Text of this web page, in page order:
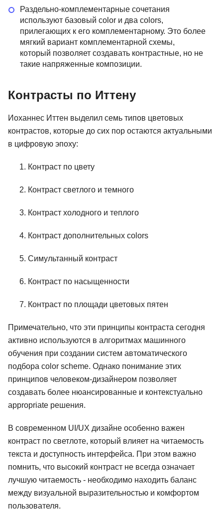
Раздельно-комплементарные сочетания
используют базовый color и два colors,
прилегающих к его комплементарному. Это более
мягкий вариант комплементарной схемы,
который позволяет создавать контрастные, но не
такие напряженные композиции.
Контрасты по Иттену
Иоханнес Иттен выделил семь типов цветовых
контрастов, которые до сих пор остаются актуальными
в цифровую эпоху:
Контраст по цвету
Контраст светлого и темного
Контраст холодного и теплого
Контраст дополнительных colors
Симультанный контраст
Контраст по насыщенности
Контраст по площади цветовых пятен
Примечательно, что эти принципы контраста сегодня
активно используются в алгоритмах машинного
обучения при создании систем автоматического
подбора color scheme. Однако понимание этих
принципов человеком-дизайнером позволяет
создавать более нюансированные и контекстуально
appropriate решения.
В современном UI/UX дизайне особенно важен
контраст по светлоте, который влияет на читаемость
текста и доступность интерфейса. При этом важно
помнить, что высокий контраст не всегда означает
лучшую читаемость - необходимо находить баланс
между визуальной выразительностью и комфортом
пользователя.